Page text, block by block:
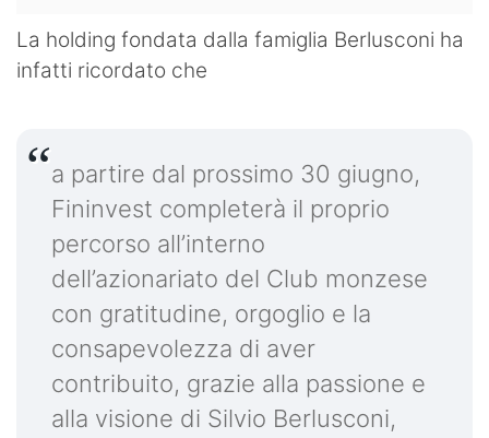
La holding fondata dalla famiglia Berlusconi ha
infatti ricordato che
a partire dal prossimo 30 giugno,
Fininvest completerà il proprio
percorso all’interno
dell’azionariato del Club monzese
con gratitudine, orgoglio e la
consapevolezza di aver
contribuito, grazie alla passione e
alla visione di Silvio Berlusconi,